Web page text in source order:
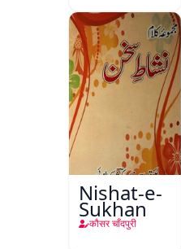
Nishat-e-
Sukhan
कौसर चाँदपुरी